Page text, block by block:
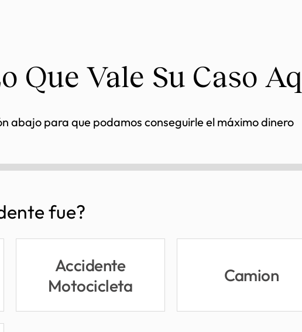
Que Vale Su Caso
abajo para que podamos conseguirle el máximo dinero
fue?
Accidente
Motocicleta
Camion